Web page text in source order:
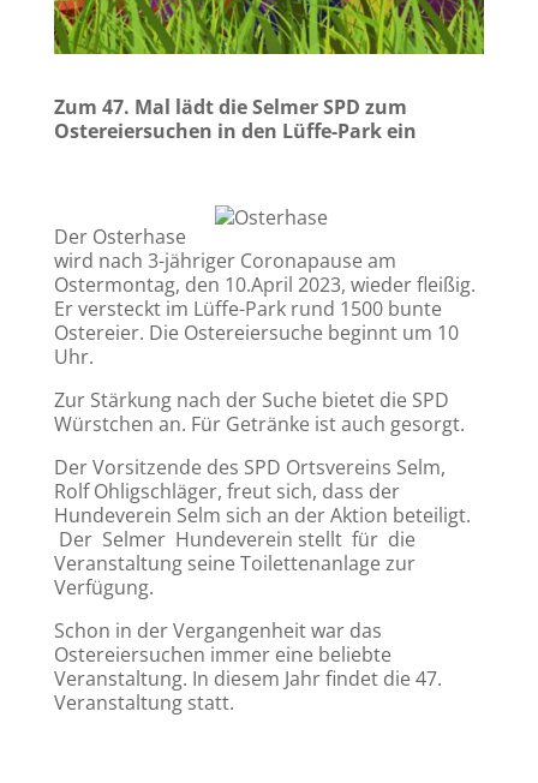
Zum 47. Mal lädt die Selmer SPD zum
Ostereiersuchen in den Lüffe-Park ein
Der Osterhase
wird nach 3-jähriger Coronapause am
Ostermontag, den 10.April 2023, wieder fleißig.
Er versteckt im Lüffe-Park rund 1500 bunte
Ostereier. Die Ostereiersuche beginnt um 10
Uhr.
Zur Stärkung nach der Suche bietet die SPD
Würstchen an. Für Getränke ist auch gesorgt.
Der Vorsitzende des SPD Ortsvereins Selm,
Rolf Ohligschläger, freut sich, dass der
Hundeverein Selm sich an der Aktion beteiligt.
Der Selmer Hundeverein stellt für die
Veranstaltung seine Toilettenanlage zur
Verfügung.
Schon in der Vergangenheit war das
Ostereiersuchen immer eine beliebte
Veranstaltung. In diesem Jahr findet die 47.
Veranstaltung statt.